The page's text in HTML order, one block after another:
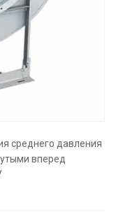
среднего давления
вперед